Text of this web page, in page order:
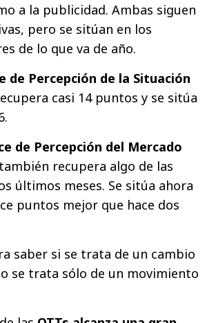
a la publicidad. Ambas siguen
pero se sitúan en los
de lo que va de año.
de Percepción de la Situación
casi 14 puntos y se sitúa
de Percepción del Mercado
recupera algo de las
últimos meses. Se sitúa ahora
puntos mejor que hace dos
saber si se trata de un cambio
se trata sólo de un movimiento